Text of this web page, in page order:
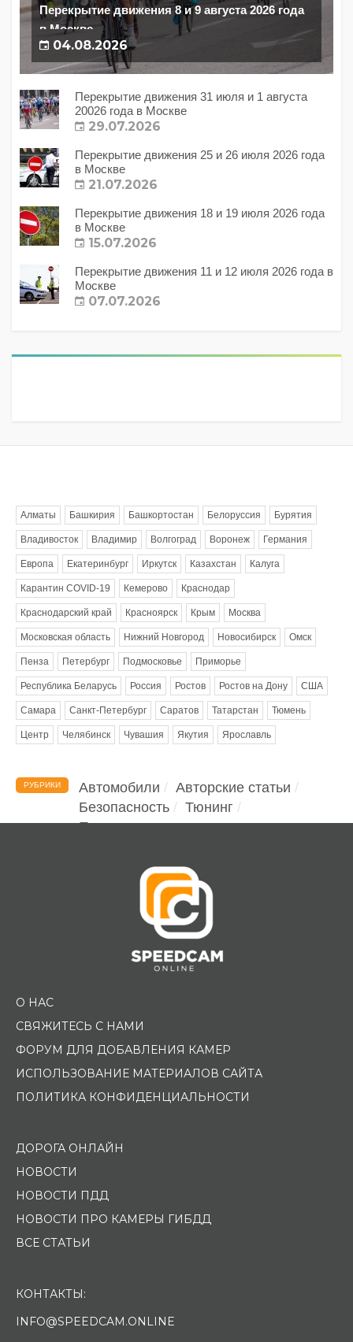
Перекрытие движения 8 и 9 августа 2026 года
в Москве
04.08.2026
Перекрытие движения 31 июля и 1 августа
20026 года в Москве
29.07.2026
Перекрытие движения 25 и 26 июля 2026 года
в Москве
21.07.2026
Перекрытие движения 18 и 19 июля 2026 года
в Москве
15.07.2026
Перекрытие движения 11 и 12 июля 2026 года в
Москве
07.07.2026
Алматы Башкирия Башкортостан Белоруссия Бурятия
Владивосток Владимир Волгоград Воронеж Германия
Европа Екатеринбург Иркутск Казахстан Калуга
Карантин COVID-19 Кемерово Краснодар
Краснодарский край Красноярск Крым Москва
Московская область Нижний Новгород Новосибирск Омск
Пенза Петербург Подмосковье Приморье
Республика Беларусь Россия Ростов Ростов на Дону США
Самара Санкт-Петербург Саратов Татарстан Тюмень
Центр Челябинск Чувашия Якутия Ярославль
РУБРИКИ Автомобили
Авторские статьи
Безопасность
Тюнинг
Помощь водителю
О НАС
СВЯЖИТЕСЬ С НАМИ
ФОРУМ ДЛЯ ДОБАВЛЕНИЯ КАМЕР
ИСПОЛЬЗОВАНИЕ МАТЕРИАЛОВ САЙТА
ПОЛИТИКА КОНФИДЕНЦИАЛЬНОСТИ
ДОРОГА ОНЛАЙН
НОВОСТИ
НОВОСТИ ПДД
НОВОСТИ ПРО КАМЕРЫ ГИБДД
ВСЕ СТАТЬИ
КОНТАКТЫ:
INFO@SPEEDCAM.ONLINE